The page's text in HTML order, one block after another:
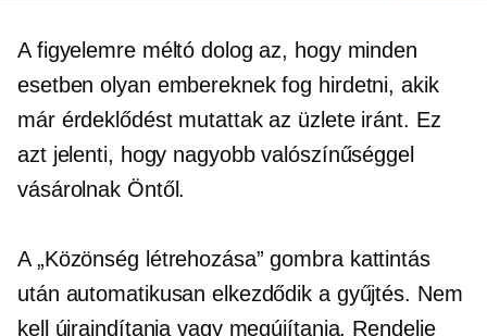
A figyelemre méltó dolog az, hogy minden
esetben olyan embereknek fog hirdetni, akik
már érdeklődést mutattak az üzlete iránt. Ez
azt jelenti, hogy nagyobb valószínűséggel
vásárolnak Öntől.
A „Közönség létrehozása” gombra kattintás
után automatikusan elkezdődik a gyűjtés. Nem
kell újraindítania vagy megújítania. Rendelje